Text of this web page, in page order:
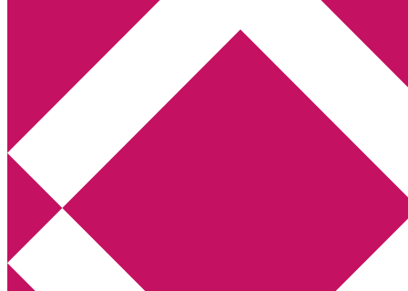
Annikas litteratur- och kulturblogg
Deckare, kriminalromaner, thrillers